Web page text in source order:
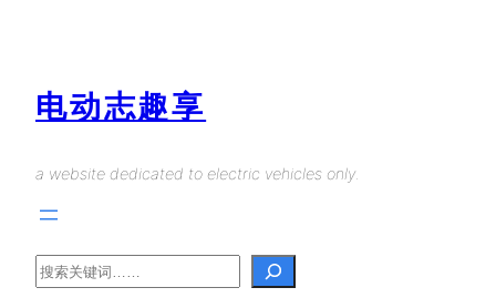
电动志趣享
a website dedicated to electric vehicles only.
Search